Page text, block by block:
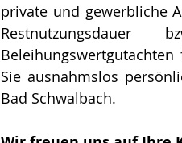
private und gewerbliche
Restnutzungsdauer
Sie ausnahmslos
Bad Schwalbach.